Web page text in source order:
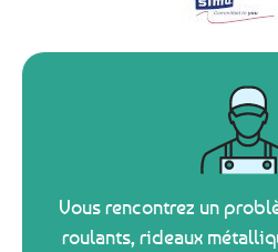
Vous rencontrez un
roulants, rideaux